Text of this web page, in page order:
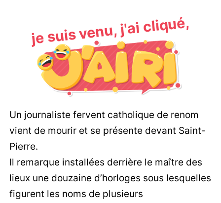
je suis venu, j'ai cliqué,
Un journaliste fervent catholique de renom
vient de mourir et se présente devant Saint-
Pierre.
Il remarque installées derrière le maître des
lieux une douzaine d’horloges sous lesquelles
figurent les noms de plusieurs